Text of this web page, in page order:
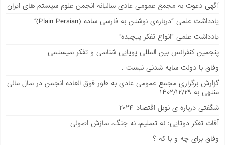
آگهی دعوت به مجمع عمومی عادی سالیانه انجمن علوم سیستم های ایران
يادداشت علمی “درباره‌ی نوشتن به فارسی ساده (Plain Persian)”
يادداشت علمی “انواع تفکر پیچیده”
پنجمین کنفرانس بین المللی پویایی شناسی و تفکر سیستمی
وفاق با دولت سایه شدنی نیست .
گزارش برگزاری مجمع عمومی عادی به طور فوق العاده انجمن در سال مالی
منتهی به ۱۴۰۲/۱۲/۲۹
شگفتی درباره ی نوبل اقتصاد ۲۰۲۴
آفات تفکر دوتایی: نه تسلیم، نه جنگ، سازش اصولی
وفاق برای چه و با که ؟